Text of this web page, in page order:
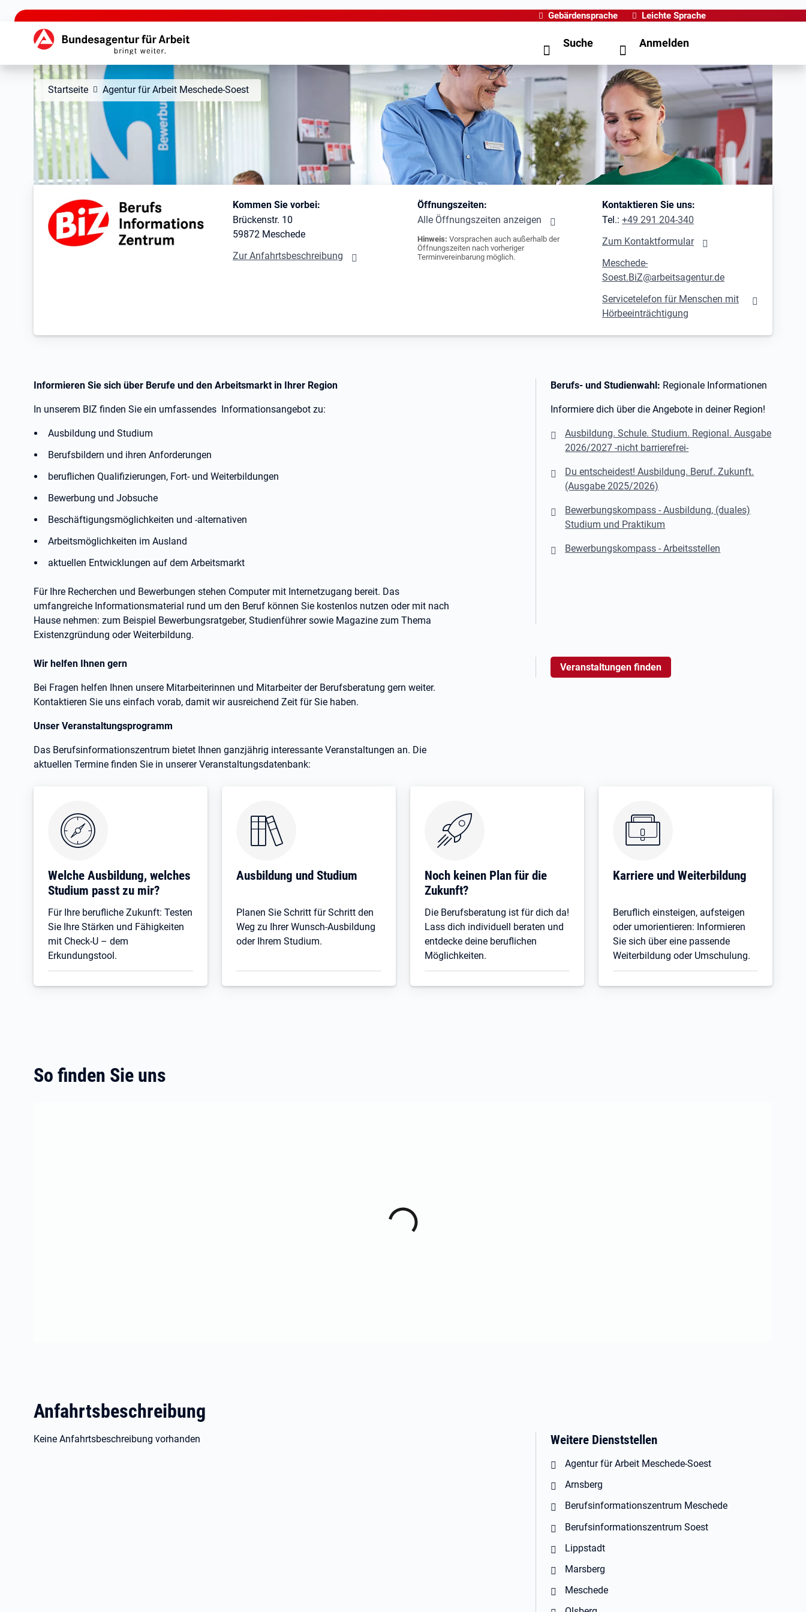
zu den Hauptinhalten springen
Gebärdensprache Leichte Sprache
Hauptnavigation Suche Anmelden
Startseite Agentur für Arbeit Meschede-Soest
Berufsinformationszentrum (BiZ) Meschede
Kontaktinformationen
Kommen Sie vorbei:
Brückenstr. 10
59872 Meschede
Zur Anfahrtsbeschreibung
Öffnungszeiten:
Alle Öffnungszeiten anzeigen
Hinweis: Vorsprachen auch außerhalb der
Öffnungszeiten nach vorheriger
Terminvereinbarung möglich.
Kontaktieren Sie uns:
Tel.: +49 291 204-340
Zum Kontaktformular
Meschede-
Soest.BiZ@arbeitsagentur.de
Servicetelefon für Menschen mit
Hörbeeinträchtigung
Informieren Sie sich über Berufe und den Arbeitsmarkt in Ihrer Region
In unserem BIZ finden Sie ein umfassendes Informationsangebot zu:
Ausbildung und Studium
Berufsbildern und ihren Anforderungen
beruflichen Qualifizierungen, Fort- und Weiterbildungen
Bewerbung und Jobsuche
Beschäftigungsmöglichkeiten und -alternativen
Arbeitsmöglichkeiten im Ausland
aktuellen Entwicklungen auf dem Arbeitsmarkt
Für Ihre Recherchen und Bewerbungen stehen Computer mit Internetzugang bereit. Das
umfangreiche Informationsmaterial rund um den Beruf können Sie kostenlos nutzen oder mit nach
Hause nehmen: zum Beispiel Bewerbungsratgeber, Studienführer sowie Magazine zum Thema
Existenzgründung oder Weiterbildung.
Berufs- und Studienwahl: Regionale Informationen
Informiere dich über die Angebote in deiner Region!
Ausbildung. Schule. Studium. Regional. Ausgabe
2026/2027 -nicht barrierefrei-
Du entscheidest! Ausbildung. Beruf. Zukunft.
(Ausgabe 2025/2026)
Bewerbungskompass - Ausbildung, (duales)
Studium und Praktikum
Bewerbungskompass - Arbeitsstellen
Wir helfen Ihnen gern
Bei Fragen helfen Ihnen unsere Mitarbeiterinnen und Mitarbeiter der Berufsberatung gern weiter.
Kontaktieren Sie uns einfach vorab, damit wir ausreichend Zeit für Sie haben.
Unser Veranstaltungsprogramm
Das Berufsinformationszentrum bietet Ihnen ganzjährig interessante Veranstaltungen an. Die
aktuellen Termine finden Sie in unserer Veranstaltungsdatenbank:
Veranstaltungen finden
Öffnet in neuem Tab
Welche Ausbildung, welches
Studium passt zu mir?
Für Ihre berufliche Zukunft: Testen
Sie Ihre Stärken und Fähigkeiten
mit Check-U – dem
Erkundungstool.
Ausbildung und Studium
Planen Sie Schritt für Schritt den
Weg zu Ihrer Wunsch-Ausbildung
oder Ihrem Studium.
Öffnet in neuem Tab
Noch keinen Plan für die
Zukunft?
Die Berufsberatung ist für dich da!
Lass dich individuell beraten und
entdecke deine beruflichen
Möglichkeiten.
Öffnet in neuem Tab
Karriere und Weiterbildung
Beruflich einsteigen, aufsteigen
oder umorientieren: Informieren
Sie sich über eine passende
Weiterbildung oder Umschulung.
So finden Sie uns
Anfahrtsbeschreibung
Keine Anfahrtsbeschreibung vorhanden Weitere Dienststellen
Agentur für Arbeit Meschede-Soest
Arnsberg
Berufsinformationszentrum Meschede
Berufsinformationszentrum Soest
Lippstadt
Marsberg
Meschede